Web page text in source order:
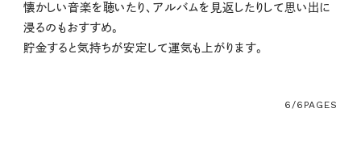
懐かしい音楽を聴いたり、アルバムを見返したりして思い出に
浸るのもおすすめ。
貯金すると気持ちが安定して運気も上がります。
6/6 PAGES